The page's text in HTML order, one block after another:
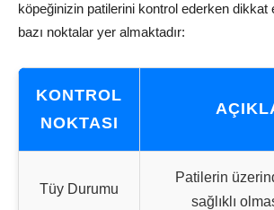
köpeğinizin patilerini kontrol ederken dikkat
bazı noktalar yer almaktadır:
KONTROL
NOKTASI
Tüy Durumu
Patilerin
sağlıklı